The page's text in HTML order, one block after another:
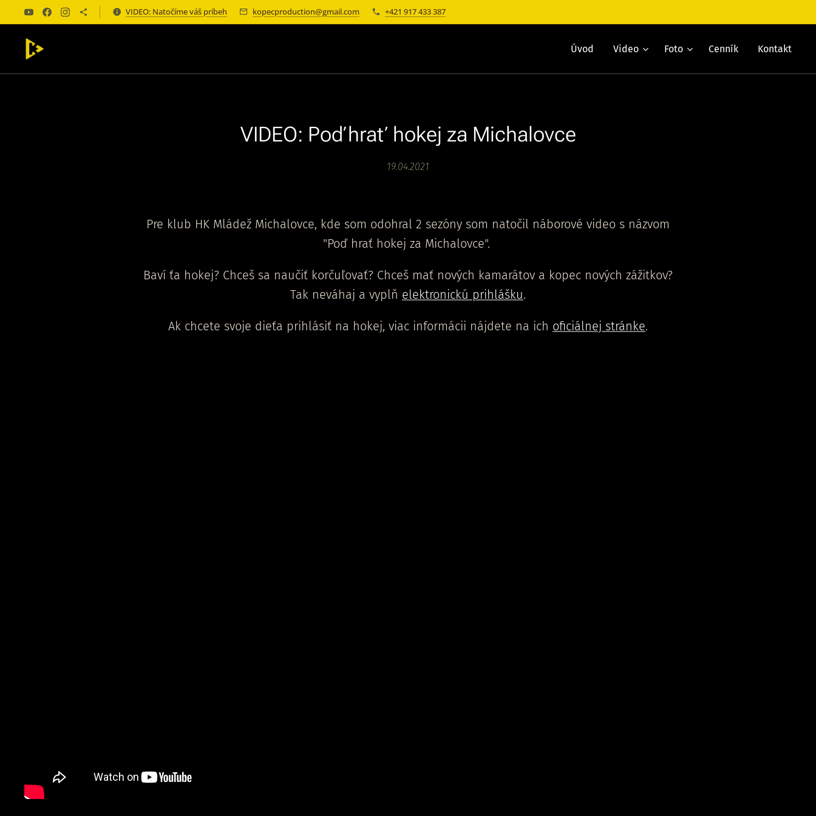
VIDEO: Natočíme váš príbeh kopecproduction@gmail.com +421 917 433 387
Úvod Video Foto Cenník Kontakt
VIDEO: Poď hrať hokej za Michalovce
19.04.2021
Pre klub HK Mládež Michalovce, kde som odohral 2 sezóny som natočil náborové video s názvom
"Poď hrať hokej za Michalovce".
Baví ťa hokej? Chceš sa naučiť korčuľovať? Chceš mať nových kamarátov a kopec nových zážitkov?
Tak neváhaj a vyplň elektronickú prihlášku.
Ak chcete svoje dieťa prihlásiť na hokej, viac informácii nájdete na ich oficiálnej stránke.